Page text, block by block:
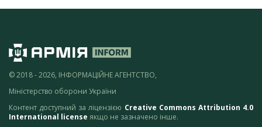
© 2018 - 2026, ІНФОРМАЦІЙНЕ АГЕНТСТВО,
Міністерство оборони України
Контент доступний за ліцензією Creative Commons Attribution 4.0
International license якщо не зазначено інше.